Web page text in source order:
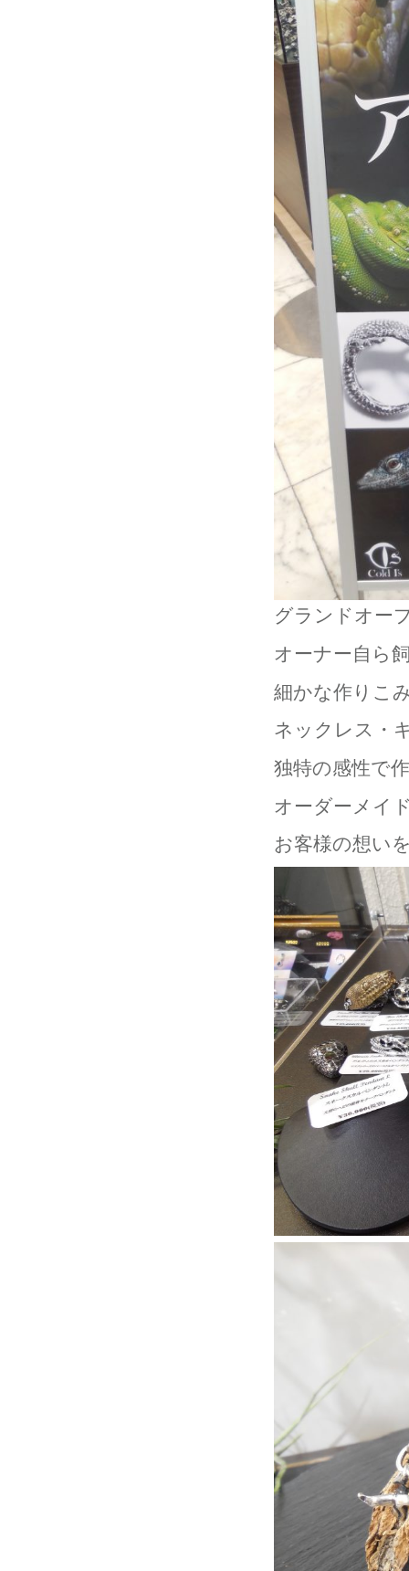
グランドオー
オーナー自ら
細かな作りこ
ネックレス・
独特の感性で
オーダーメイ
お客様の想い